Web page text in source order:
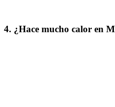
4. ¿Hace mucho calor en